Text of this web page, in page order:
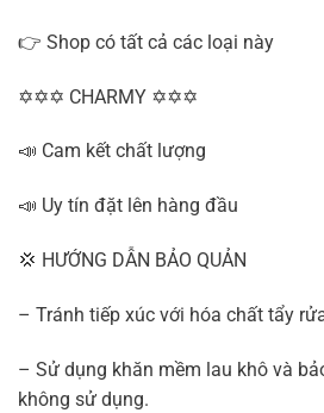
👉 Shop có tất cả các loại này
✡✡✡ CHARMY ✡✡✡
📣 Cam kết chất lượng
📣 Uy tín đặt lên hàng đầu
💢 HƯỚNG DẪN BẢO QUẢN
– Tránh tiếp xúc với hóa chất tẩy
– Sử dụng khăn mềm lau khô và
không sử dụng.